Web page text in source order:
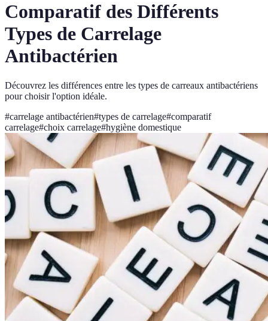
Comparatif des Différents
Types de Carrelage
Antibactérien
Découvrez les différences entre les types de carreaux antibactériens
pour choisir l'option idéale.
#carrelage antibactérien#types de carrelage#comparatif
carrelage#choix carrelage#hygiène domestique